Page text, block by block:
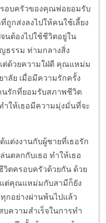
อบครัวของคุณพ่อยอมรับ
กส่งลงไปให้คนใช้เลี้ยง
ต้องไปใช้ชีวิตอยู่ใน
ธรรม ท่ามกลางสิ่ง
ต่ด้วยความใฝ่ดี คุณแหม่ม
าลัย เมื่อมีความรักครั้ง
นรักที่ยอมรับสภาพชีวิต
ำให้เธอมีความมุ่งมั่นที่จะ
ต่งงานกับผู้ชายที่เธอรัก
นตลกกับเธอ ทำให้เธอ
วิตครอบครัวด้วยกัน ด้วย
ต่คุณแหม่มกับสามีก็ยัง
กอย่างผ่านพ้นไปแล้ว
ความสำเร็จในการทำ